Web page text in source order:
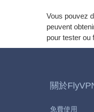
Vous pouvez
peuvent
pour tester ou
關於
免費使用